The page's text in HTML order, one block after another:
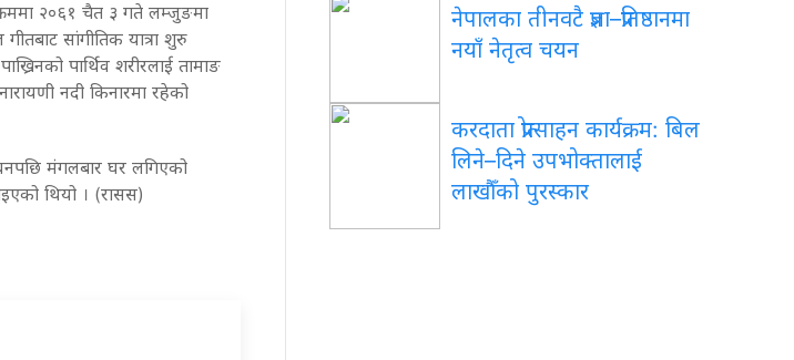
क्रममा २०६१ चैत ३ गते लम्जुङमा
सांगीतिक यात्रा शुरु
पार्थिव शरीरलाई तामाङ
नदी किनारमा रहेको
मंगलबार घर लगिएको
थियो । (रासस)
नेपालकातीनवटै प्रज्ञा–प्रतिष्ठानमा
नयाँ नेतृत्व चयन
करदाताप्रोत्साहन कार्यक्रम: बिल
लिने–दिने उपभोक्तालाई
लाखौँको पुरस्कार